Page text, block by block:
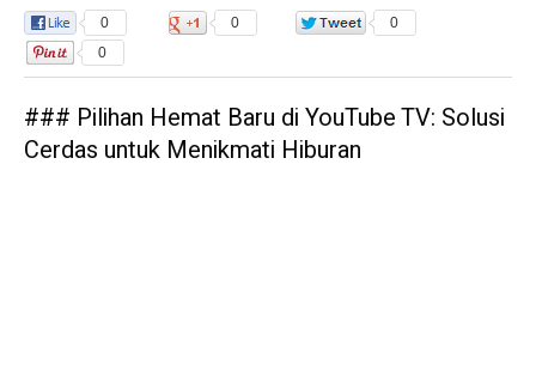
0 0
0
0
### Pilihan Hemat Baru di YouTube TV: Solusi
Cerdas untuk Menikmati Hiburan